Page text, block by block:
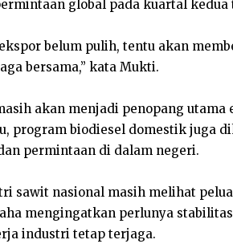
global pada kuartal kedua
belum pulih, tentu akan
bersama,” kata Mukti.
akan menjadi penopang utama
program biodiesel domestik juga
permintaan di dalam negeri.
sawit nasional masih melihat
mengingatkan perlunya
industri tetap terjaga.